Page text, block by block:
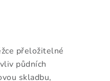
přeložitelné
půdních
skladbu,